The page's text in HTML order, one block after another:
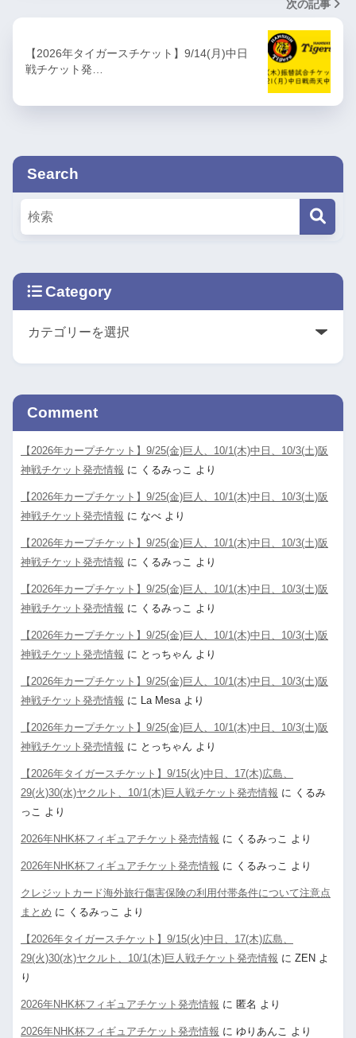
次の記事
【2026年タイガースチケット】9/14(月)中日
戦チケット発…
Search
Category
Comment
【2026年カープチケット】9/25(金)巨人、10/1(木)中日、10/3(土)阪
神戦チケット発売情報 に くるみっこ より
【2026年カープチケット】9/25(金)巨人、10/1(木)中日、10/3(土)阪
神戦チケット発売情報 に なべ より
【2026年カープチケット】9/25(金)巨人、10/1(木)中日、10/3(土)阪
神戦チケット発売情報 に くるみっこ より
【2026年カープチケット】9/25(金)巨人、10/1(木)中日、10/3(土)阪
神戦チケット発売情報 に くるみっこ より
【2026年カープチケット】9/25(金)巨人、10/1(木)中日、10/3(土)阪
神戦チケット発売情報 に とっちゃん より
【2026年カープチケット】9/25(金)巨人、10/1(木)中日、10/3(土)阪
神戦チケット発売情報 に La Mesa より
【2026年カープチケット】9/25(金)巨人、10/1(木)中日、10/3(土)阪
神戦チケット発売情報 に とっちゃん より
【2026年タイガースチケット】9/15(火)中日、17(木)広島、
29(火)30(水)ヤクルト、10/1(木)巨人戦チケット発売情報 に くるみ
っこ より
2026年NHK杯フィギュアチケット発売情報 に くるみっこ より
2026年NHK杯フィギュアチケット発売情報 に くるみっこ より
クレジットカード海外旅行傷害保険の利用付帯条件について注意点
まとめ に くるみっこ より
【2026年タイガースチケット】9/15(火)中日、17(木)広島、
29(火)30(水)ヤクルト、10/1(木)巨人戦チケット発売情報 に ZEN よ
り
2026年NHK杯フィギュアチケット発売情報 に 匿名 より
2026年NHK杯フィギュアチケット発売情報 に ゆりあんこ より